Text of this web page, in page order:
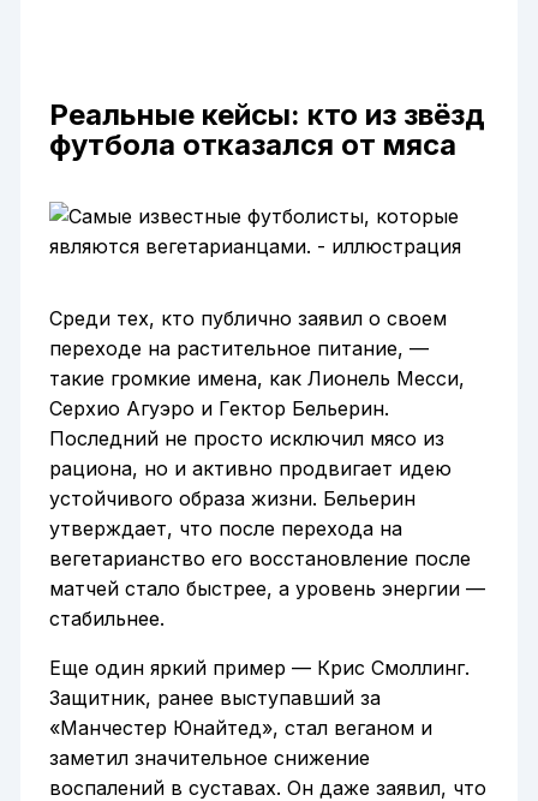
Реальные кейсы: кто из звёзд
футбола отказался от мяса
Среди тех, кто публично заявил о своем
переходе на растительное питание, —
такие громкие имена, как Лионель Месси,
Серхио Агуэро и Гектор Бельерин.
Последний не просто исключил мясо из
рациона, но и активно продвигает идею
устойчивого образа жизни. Бельерин
утверждает, что после перехода на
вегетарианство его восстановление после
матчей стало быстрее, а уровень энергии —
стабильнее.
Еще один яркий пример — Крис Смоллинг.
Защитник, ранее выступавший за
«Манчестер Юнайтед», стал веганом и
заметил значительное снижение
воспалений в суставах. Он даже заявил, что